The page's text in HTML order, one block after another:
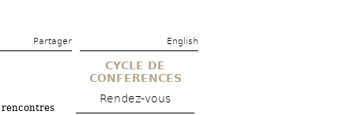
Partager English
CYCLE DE
CONFERENCES
Rendez-vous